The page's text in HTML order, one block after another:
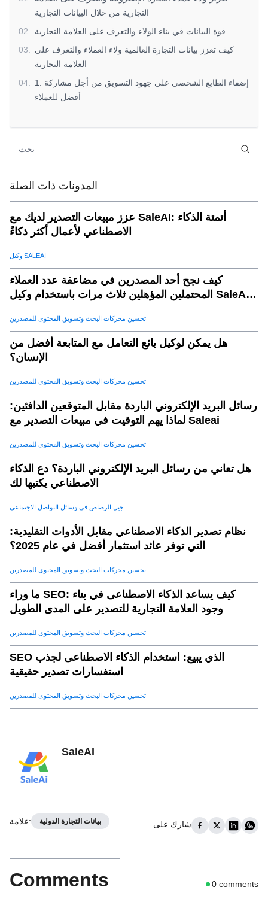
التجارية من خلال البيانات التجارية
02
قوة البيانات في بناء الولاء والتعرف على العلامة التجارية
03
كيف تعزز بيانات التجارة العالمية ولاء العملاء والتعرف على
العلامة التجارية
04
1. إضفاء الطابع الشخصي على جهود التسويق من أجل مشاركة
أفضل للعملاء
07.
08 .
خطوات استخدام بيانات التجارة العالمية لتحسين الولاء والتعرف
على العلامة التجارية
09.
1. تحليل الطلب الإقليمي وتفضيلات المستهلكين
10 .
2. تخصيص الحملات التسويقية بناء على أنماط الشراء
11.
3. تحسين وضع العلامة التجارية باستخدام رؤى السوق
12
4. استهداف الأسواق الناشئة لتوسيع العلامة التجارية
13.
الاستفادة من البيانات التجارية لنجاح التجارة الإلكترونية على
المدونات ذات الصلة
عزز مبيعات التصدير لديك مع SaleAI: أتمتة الذكاء
الاصطناعي لأعمال أكثر ذكاءً
وكيل SALEAI
كيف نجح أحد المصدرين في مضاعفة عدد العملاء
المحتملين المؤهلين ثلاث مرات باستخدام وكيل SaleAI
تحسين محركات البحث وتسويق المحتوى للمصدرين
هل يمكن لوكيل بائع التعامل مع المتابعة أفضل من
الإنسان؟
تحسين محركات البحث وتسويق المحتوى للمصدرين
رسائل البريد الإلكتروني الباردة مقابل المتوقعين الدافئين:
لماذا يهم التوقيت في مبيعات التصدير مع Saleai
تحسين محركات البحث وتسويق المحتوى للمصدرين
هل تعاني من رسائل البريد الإلكتروني الباردة؟ دع الذكاء
الاصطناعي يكتبها لك
جيل الرصاص في وسائل التواصل الاجتماعي
نظام تصدير الذكاء الاصطناعي مقابل الأدوات التقليدية:
التي توفر عائد استثمار أفضل في عام 2025؟
تحسين محركات البحث وتسويق المحتوى للمصدرين
ما وراء SEO: كيف يساعد الذكاء الاصطناعى في بناء
وجود العلامة التجارية للتصدير على المدى الطويل
تحسين محركات البحث وتسويق المحتوى للمصدرين
SEO الذي يبيع: استخدام الذكاء الاصطناعى لجذب
استفسارات تصدير حقيقية
تحسين محركات البحث وتسويق المحتوى للمصدرين
SaleAI
علامة: بيانات التجارة الدولية شارك على
Comments 0 comments